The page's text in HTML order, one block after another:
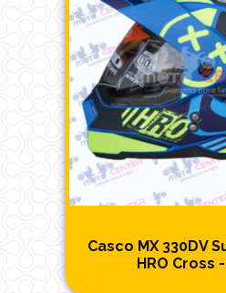
Casco MX 330DV
HRO Cross